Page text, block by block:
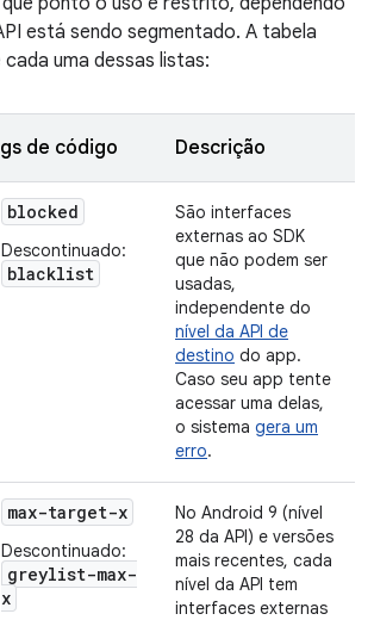
está sendo segmentado. A tabela
uma dessas listas:
de código Descrição
blocked
Descontinuado:
blacklist
São interfaces
externas ao SDK
que não podem ser
usadas,
independente do
nível da API de
destino do app.
Caso seu app tente
acessar uma delas,
o sistema gera um
erro.
max-target-x
Descontinuado:
greylist-max-
x
No Android 9 (nível
28 da API) e versões
mais recentes, cada
nível da API tem
interfaces externas